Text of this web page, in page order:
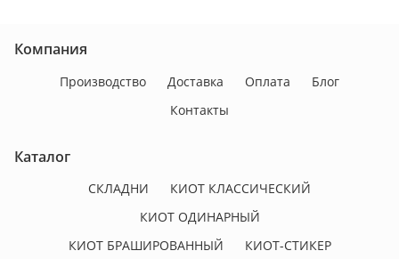
Компания
Производство Доставка Оплата
Блог
Контакты
Каталог
СКЛАДНИ
КИОТ КЛАССИЧЕСКИЙ
КИОТ ОДИНАРНЫЙ
КИОТ БРАШИРОВАННЫЙ
КИОТ-СТИКЕР